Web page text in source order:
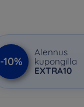
-10%
Alennus
kupongilla
EXTRA10